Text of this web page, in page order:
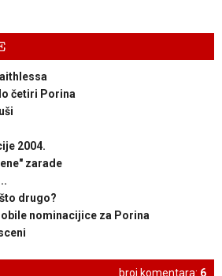
četiri Porina
2004.
zarade
drugo?
nominacijice za Porina
broj komentara: 6